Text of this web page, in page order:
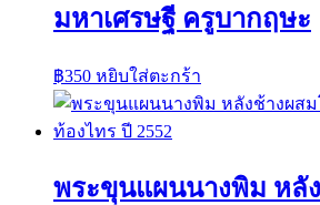
มหาเศรษฐี ครูบากฤษะ
฿350 หยิบใส่ตะกร้า
พระขุนแผนนางพิม หลั